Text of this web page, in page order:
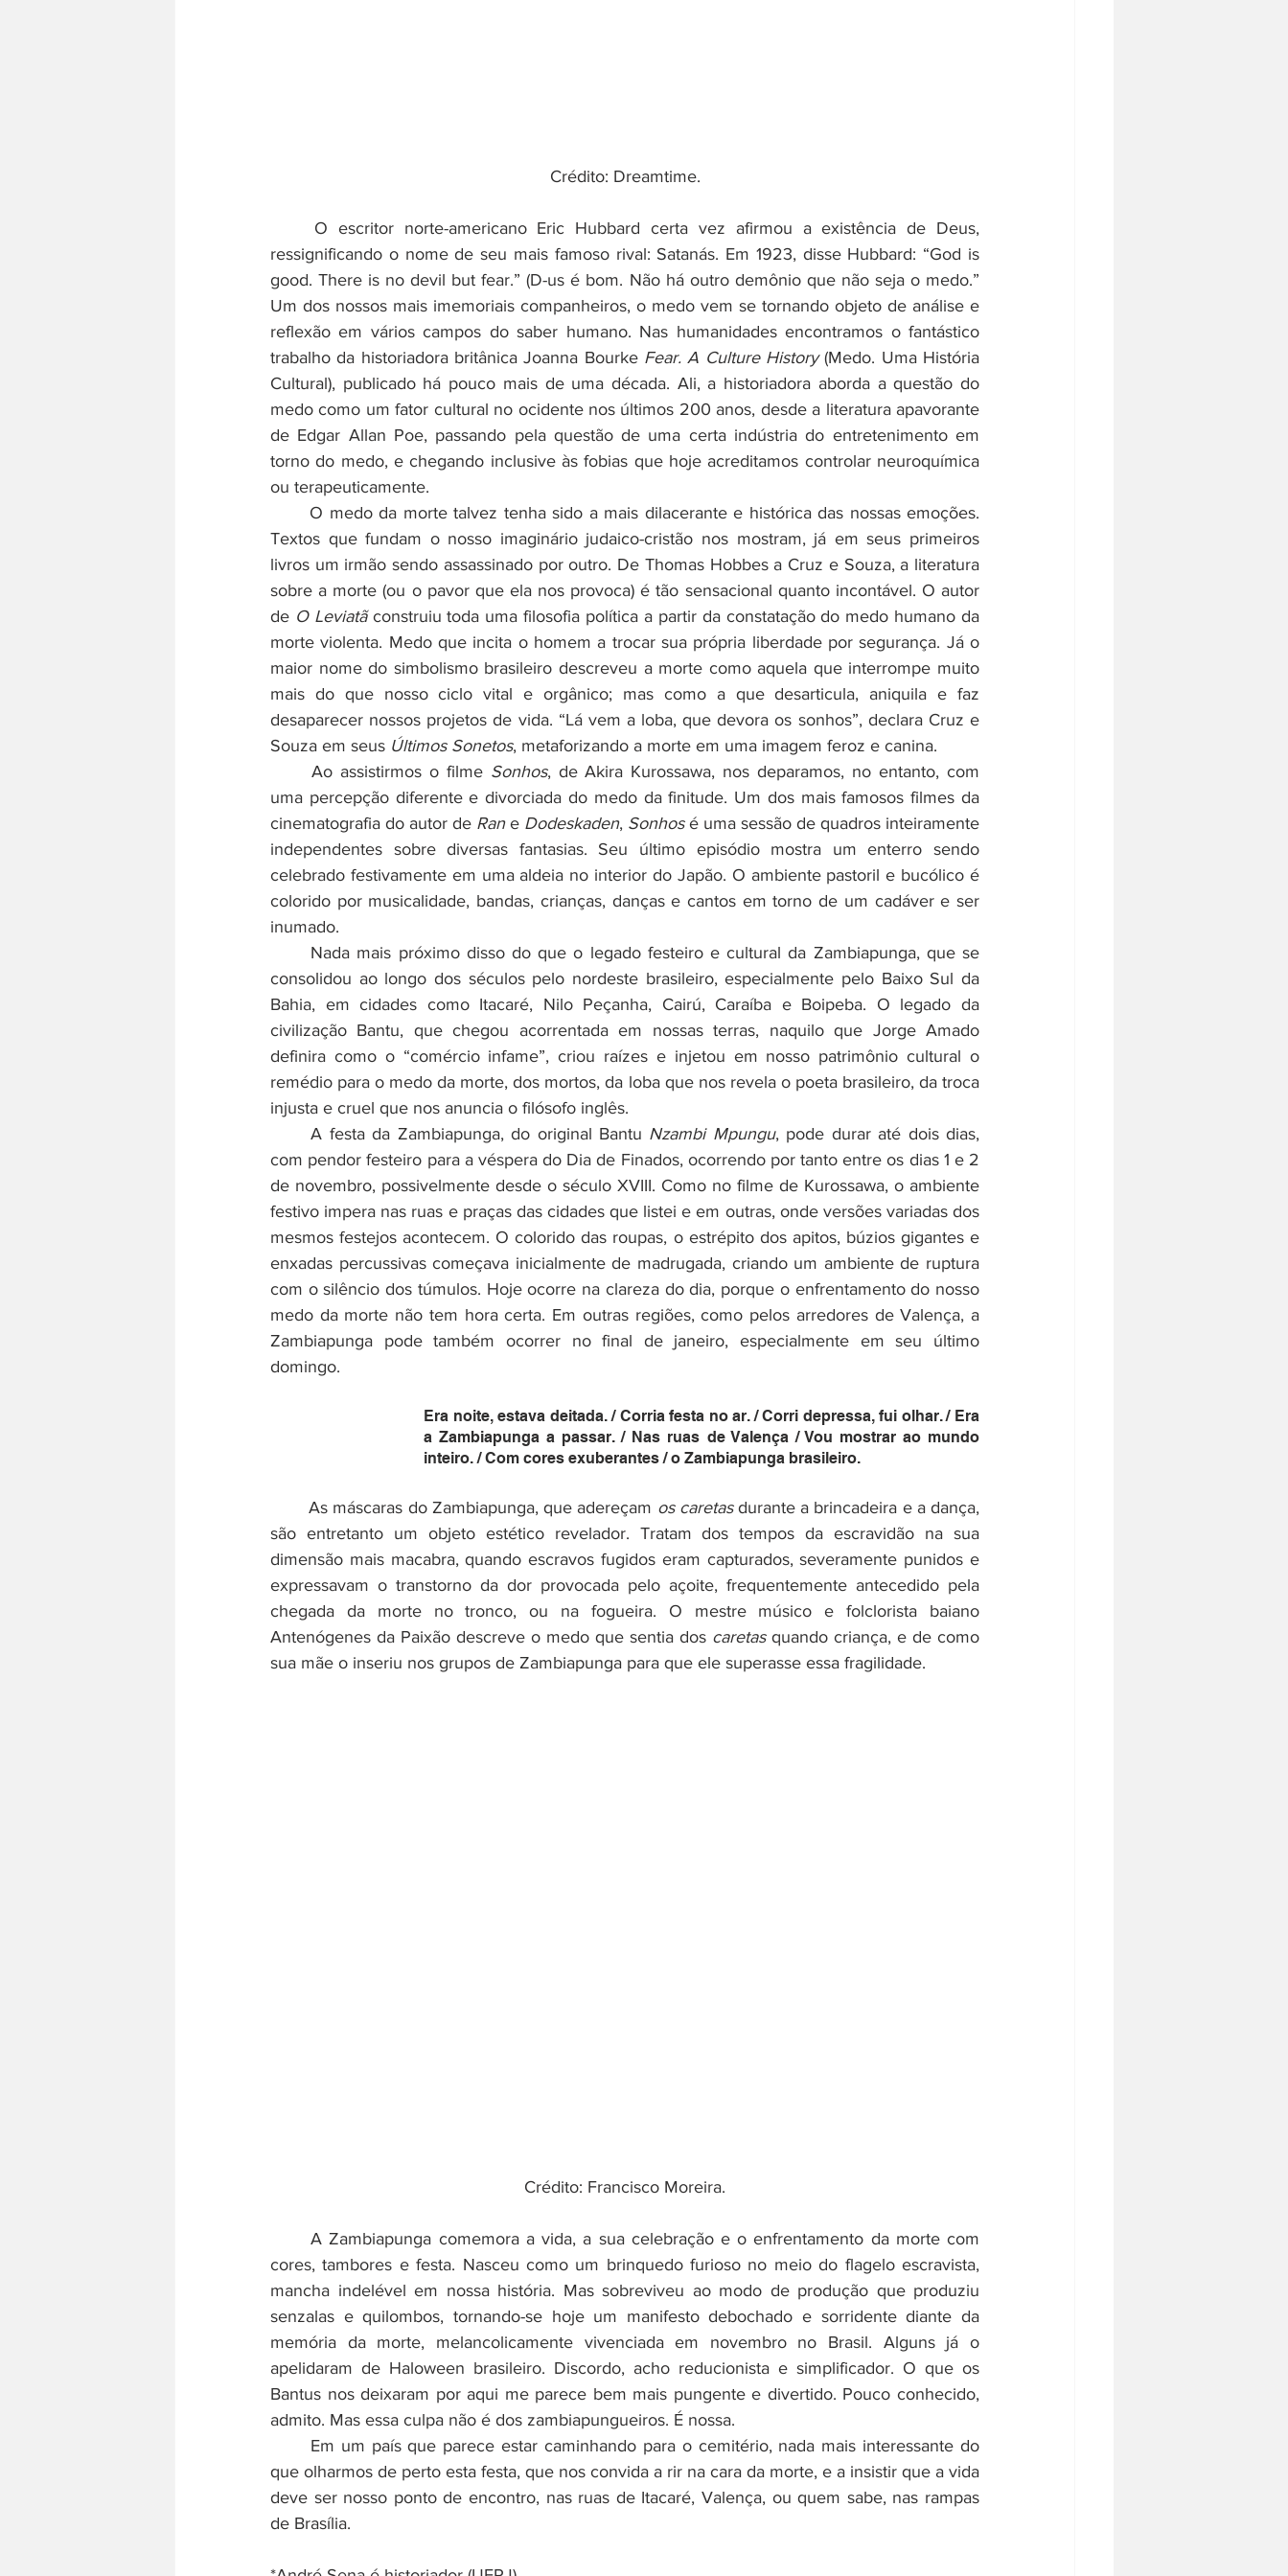
Crédito: Dreamtime.
ressignificando o nome de seu mais famoso rival: Satanás. Em 1923, disse Hubbard: “God is
good. There is no devil but fear.” (D-us é bom. Não há outro demônio que não seja o medo.”
Um dos nossos mais imemoriais companheiros, o medo vem se tornando objeto de análise e
reflexão em vários campos do saber humano. Nas humanidades encontramos o fantástico
trabalho da historiadora britânica Joanna Bourke Fear. A Culture History (Medo. Uma História
Cultural), publicado há pouco mais de uma década. Ali, a historiadora aborda a questão do
medo como um fator cultural no ocidente nos últimos 200 anos, desde a literatura apavorante
de Edgar Allan Poe, passando pela questão de uma certa indústria do entretenimento em
torno do medo, e chegando inclusive às fobias que hoje acreditamos controlar neuroquímica
ou terapeuticamente.
Textos que fundam o nosso imaginário judaico-cristão nos mostram, já em seus primeiros
livros um irmão sendo assassinado por outro. De Thomas Hobbes a Cruz e Souza, a literatura
sobre a morte (ou o pavor que ela nos provoca) é tão sensacional quanto incontável. O autor
de O Leviatã construiu toda uma filosofia política a partir da constatação do medo humano da
morte violenta. Medo que incita o homem a trocar sua própria liberdade por segurança. Já o
maior nome do simbolismo brasileiro descreveu a morte como aquela que interrompe muito
mais do que nosso ciclo vital e orgânico; mas como a que desarticula, aniquila e faz
desaparecer nossos projetos de vida. “Lá vem a loba, que devora os sonhos”, declara Cruz e
Souza em seus Últimos Sonetos, metaforizando a morte em uma imagem feroz e canina.
	Ao assistirmos o filme
Sonhos, de Akira Kurossawa, nos deparamos, no entanto, com
uma percepção diferente e divorciada do medo da finitude. Um dos mais famosos filmes da
cinematografia do autor de Ran e Dodeskaden, Sonhos é uma sessão de quadros inteiramente
independentes sobre diversas fantasias. Seu último episódio mostra um enterro sendo
celebrado festivamente em uma aldeia no interior do Japão. O ambiente pastoril e bucólico é
colorido por musicalidade, bandas, crianças, danças e cantos em torno de um cadáver e ser
inumado.
consolidou ao longo dos séculos pelo nordeste brasileiro, especialmente pelo Baixo Sul da
Bahia, em cidades como Itacaré, Nilo Peçanha, Cairú, Caraíba e Boipeba. O legado da
civilização Bantu, que chegou acorrentada em nossas terras, naquilo que Jorge Amado
definira como o “comércio infame”, criou raízes e injetou em nosso patrimônio cultural o
remédio para o medo da morte, dos mortos, da loba que nos revela o poeta brasileiro, da troca
injusta e cruel que nos anuncia o filósofo inglês.
	A festa da Zambiapunga, do original Bantu
Nzambi Mpungu, pode durar até dois dias,
com pendor festeiro para a véspera do Dia de Finados, ocorrendo por tanto entre os dias 1 e 2
de novembro, possivelmente desde o século XVIII. Como no filme de Kurossawa, o ambiente
festivo impera nas ruas e praças das cidades que listei e em outras, onde versões variadas dos
mesmos festejos acontecem. O colorido das roupas, o estrépito dos apitos, búzios gigantes e
enxadas percussivas começava inicialmente de madrugada, criando um ambiente de ruptura
com o silêncio dos túmulos. Hoje ocorre na clareza do dia, porque o enfrentamento do nosso
medo da morte não tem hora certa. Em outras regiões, como pelos arredores de Valença, a
Zambiapunga pode também ocorrer no final de janeiro, especialmente em seu último
domingo.
Era noite, estava deitada. / Corria festa no ar. / Corri depressa, fui olhar. / Era
a Zambiapunga a passar. / Nas ruas de Valença / Vou mostrar ao mundo
inteiro. / Com cores exuberantes / o Zambiapunga brasileiro.
	As máscaras do Zambiapunga, que adereçam
os caretas durante a brincadeira e a dança,
são entretanto um objeto estético revelador. Tratam dos tempos da escravidão na sua
dimensão mais macabra, quando escravos fugidos eram capturados, severamente punidos e
expressavam o transtorno da dor provocada pelo açoite, frequentemente antecedido pela
chegada da morte no tronco, ou na fogueira. O mestre músico e folclorista baiano
Antenógenes da Paixão descreve o medo que sentia dos caretas quando criança, e de como
sua mãe o inseriu nos grupos de Zambiapunga para que ele superasse essa fragilidade.
Crédito: Francisco Moreira.
	A Zambiapunga comemora a vida, a sua celebração e o enfrentamento da morte com
cores, tambores e festa. Nasceu como um brinquedo furioso no meio do flagelo escravista,
mancha indelével em nossa história. Mas sobreviveu ao modo de produção que produziu
senzalas e quilombos, tornando-se hoje um manifesto debochado e sorridente diante da
memória da morte, melancolicamente vivenciada em novembro no Brasil. Alguns já o
apelidaram de Haloween brasileiro. Discordo, acho reducionista e simplificador. O que os
Bantus nos deixaram por aqui me parece bem mais pungente e divertido. Pouco conhecido,
admito. Mas essa culpa não é dos zambiapungueiros. É nossa.
que olharmos de perto esta festa, que nos convida a rir na cara da morte, e a insistir que a vida
deve ser nosso ponto de encontro, nas ruas de Itacaré, Valença, ou quem sabe, nas rampas
de Brasília.